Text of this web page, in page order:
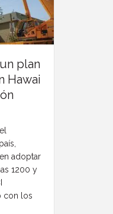
plan
Hawai
adoptar
1200 y
con los